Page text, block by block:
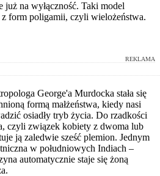
na wyłączność. Taki model
form poligamii, czyli wielożeństwa.
REKLAMA
George'a Murdocka stała się
formą małżeństwa, kiedy nasi
osiadły tryb życia. Do rzadkości
czyli związek kobiety z dwoma lub
ją zaledwie sześć plemion. Jednym
w południowych Indiach –
automatycznie staje się żoną